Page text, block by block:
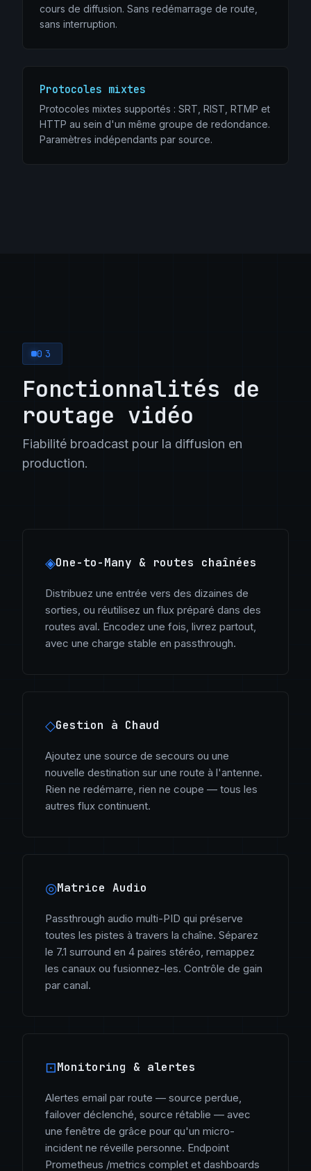
cours de diffusion. Sans redémarrage de route,
sans interruption.
Protocoles mixtes
Protocoles mixtes supportés : SRT, RIST, RTMP et
HTTP au sein d'un même groupe de redondance.
Paramètres indépendants par source.
03
Fonctionnalités de
routage vidéo
Fiabilité broadcast pour la diffusion en
production.
◈One-to-Many & routes chaînées
Distribuez une entrée vers des dizaines de
sorties, ou réutilisez un flux préparé dans des
routes aval. Encodez une fois, livrez partout,
avec une charge stable en passthrough.
◇Gestion à Chaud
Ajoutez une source de secours ou une
nouvelle destination sur une route à l'antenne.
Rien ne redémarre, rien ne coupe — tous les
autres flux continuent.
◎Matrice Audio
Passthrough audio multi-PID qui préserve
toutes les pistes à travers la chaîne. Séparez
le 7.1 surround en 4 paires stéréo, remappez
les canaux ou fusionnez-les. Contrôle de gain
par canal.
⊡Monitoring & alertes
Alertes email par route — source perdue,
failover déclenché, source rétablie — avec
une fenêtre de grâce pour qu'un micro-
incident ne réveille personne. Endpoint
Prometheus /metrics complet et dashboards